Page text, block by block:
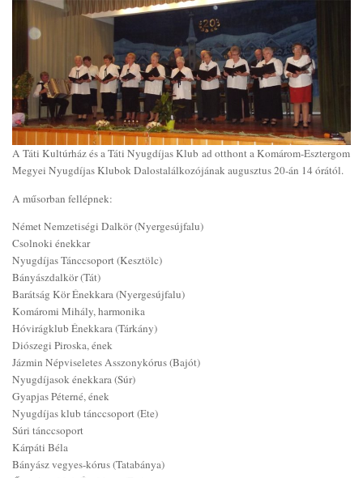
A Táti Kultúrház és a Táti Nyugdíjas Klub ad otthont a Komárom-Esztergom
Megyei Nyugdíjas Klubok Dalostalálkozójának augusztus 20-án 14 órától.
A műsorban fellépnek:
Német Nemzetiségi Dalkör (Nyergesújfalu)
Csolnoki énekkar
Nyugdíjas Tánccsoport (Kesztölc)
Bányászdalkör (Tát)
Barátság Kör Énekkara (Nyergesújfalu)
Komáromi Mihály, harmonika
Hóvirágklub Énekkara (Tárkány)
Diószegi Piroska, ének
Jázmin Népviseletes Asszonykórus (Bajót)
Nyugdíjasok énekkara (Súr)
Gyapjas Péterné, ének
Nyugdíjas klub tánccsoport (Ete)
Súri tánccsoport
Kárpáti Béla
Bányász vegyes-kórus (Tatabánya)